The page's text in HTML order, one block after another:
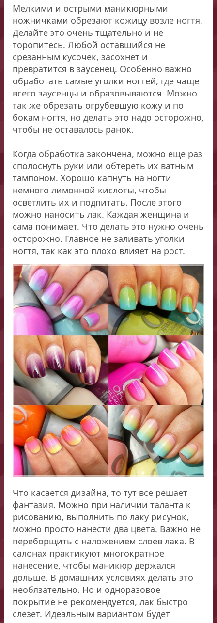
Мелкими и острыми маникюрными
ножничками обрезают кожицу возле ногтя.
Делайте это очень тщательно и не
торопитесь. Любой оставшийся не
срезанным кусочек, засохнет и
превратится в заусенец. Особенно важно
обработать самые уголки ногтей, где чаще
всего заусенцы и образовываются. Можно
так же обрезать огрубевшую кожу и по
бокам ногтя, но делать это надо осторожно,
чтобы не оставалось ранок.
Когда обработка закончена, можно еще раз
сполоснуть руки или обтереть их ватным
тампоном. Хорошо капнуть на ногти
немного лимонной кислоты, чтобы
осветлить их и подпитать. После этого
можно наносить лак. Каждая женщина и
сама понимает. Что делать это нужно очень
осторожно. Главное не заливать уголки
ногтя, так как это плохо влияет на рост.
Что касается дизайна, то тут все решает
фантазия. Можно при наличии таланта к
рисованию, выполнить по лаку рисунок,
можно просто нанести два цвета. Важно не
переборщить с наложением слоев лака. В
салонах практикуют многократное
нанесение, чтобы маникюр держался
дольше. В домашних условиях делать это
необязательно. Но и одноразовое
покрытие не рекомендуется, лак быстро
слезет. Идеальным вариантом будет